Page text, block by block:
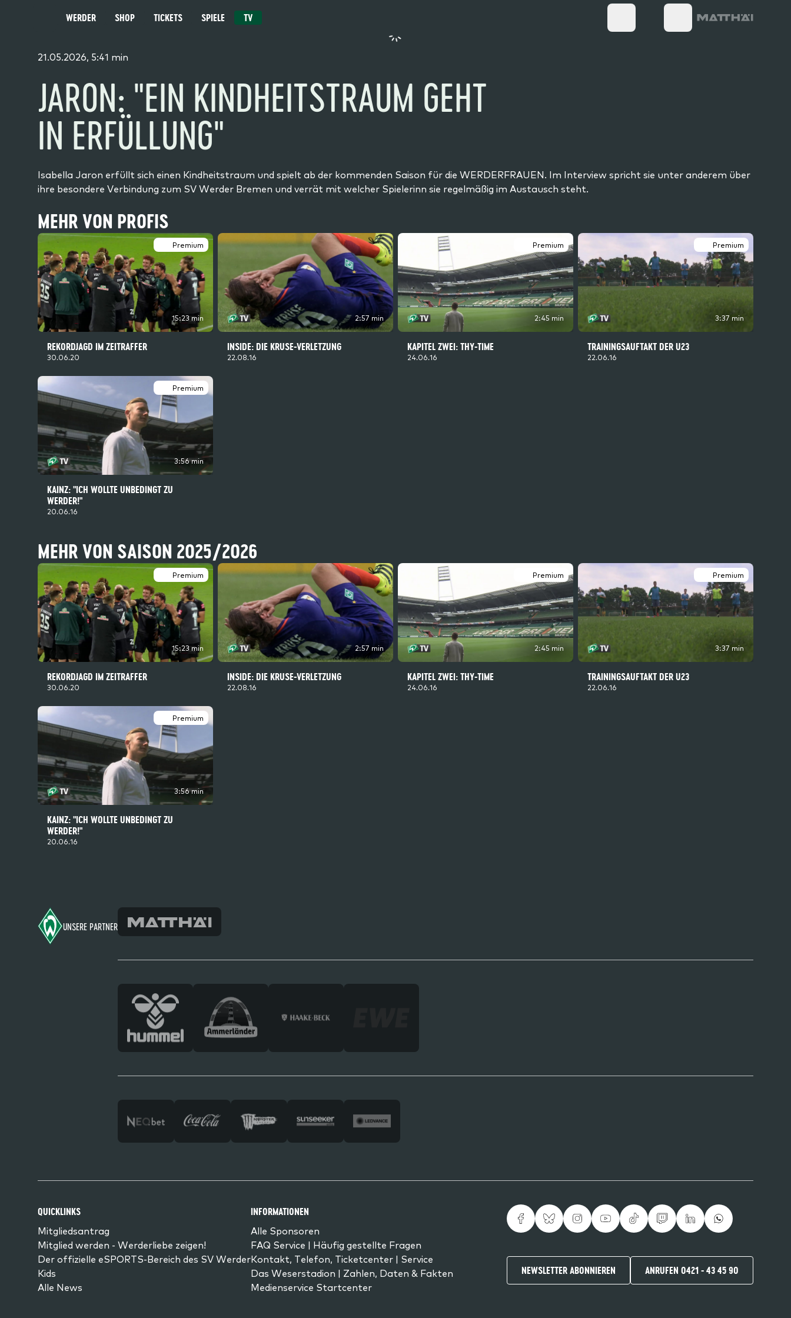
WERDER SHOP TICKETS SPIELE TV
21.05.2026, 5:41 min
JARON: "EIN KINDHEITSTRAUM GEHT
IN ERFÜLLUNG"
Isabella Jaron erfüllt sich einen Kindheitstraum und spielt ab der kommenden Saison für die WERDERFRAUEN. Im Interview spricht sie unter anderem über
ihre besondere Verbindung zum SV Werder Bremen und verrät mit welcher Spielerinn sie regelmäßig im Austausch steht.
MEHR VON PROFIS
Premium
15:23 min
REKORDJAGD IM ZEITRAFFER
30.06.20
2:57 min
INSIDE: DIE KRUSE-VERLETZUNG
22.08.16
Premium
2:45 min
KAPITEL ZWEI: THY-TIME
24.06.16
Premium
3:37 min
TRAININGSAUFTAKT DER U23
22.06.16
Premium
3:56 min
KAINZ: "ICH WOLLTE UNBEDINGT ZU
WERDER!"
20.06.16
MEHR VON SAISON 2025/2026
Premium
15:23 min
REKORDJAGD IM ZEITRAFFER
30.06.20
2:57 min
INSIDE: DIE KRUSE-VERLETZUNG
22.08.16
Premium
2:45 min
KAPITEL ZWEI: THY-TIME
24.06.16
Premium
3:37 min
TRAININGSAUFTAKT DER U23
22.06.16
Premium
3:56 min
KAINZ: "ICH WOLLTE UNBEDINGT ZU
WERDER!"
20.06.16
UNSERE PARTNER
QUICKLINKS
Mitgliedsantrag
Mitglied werden - Werderliebe zeigen!
Der offizielle eSPORTS-Bereich des SV Werder
Kids
Alle News
INFORMATIONEN
Alle Sponsoren
FAQ Service | Häufig gestellte Fragen
Kontakt, Telefon, Ticketcenter | Service
Das Weserstadion | Zahlen, Daten & Fakten
Medienservice Startcenter
NEWSLETTER ABONNIEREN ANRUFEN 0421 - 43 45 90